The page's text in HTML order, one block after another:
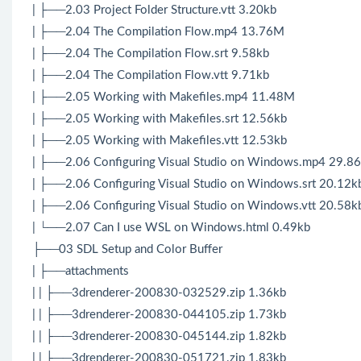
| ├──2.03 Project Folder Structure.vtt 3.20kb
| ├──2.04 The Compilation Flow.mp4 13.76M
| ├──2.04 The Compilation Flow.srt 9.58kb
| ├──2.04 The Compilation Flow.vtt 9.71kb
| ├──2.05 Working with Makefiles.mp4 11.48M
| ├──2.05 Working with Makefiles.srt 12.56kb
| ├──2.05 Working with Makefiles.vtt 12.53kb
| ├──2.06 Configuring Visual Studio on Windows.mp4
| ├──2.06 Configuring Visual Studio on Windows.srt
| ├──2.06 Configuring Visual Studio on Windows.vtt
| └──2.07 Can I use WSL on Windows.html 0.49kb
├──03 SDL Setup and Color Buffer
| ├──attachments
| | ├──3drenderer-200830-032529.zip 1.36kb
| | ├──3drenderer-200830-044105.zip 1.73kb
| | ├──3drenderer-200830-045144.zip 1.82kb
| | ├──3drenderer-200830-051721.zip 1.83kb